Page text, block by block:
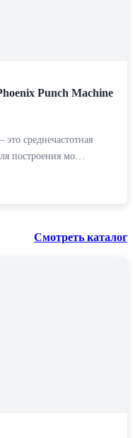
Punch Machine
среднечастотная
построения мо…
Смотреть каталог